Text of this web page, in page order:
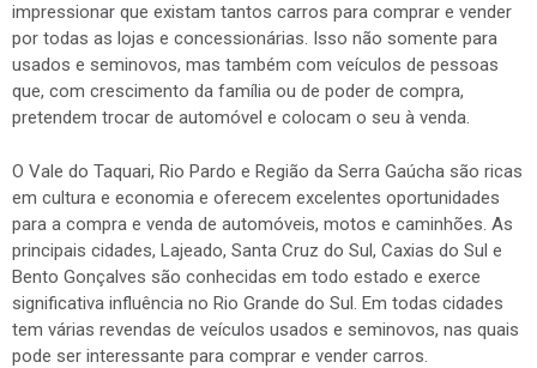
impressionar que existam tantos carros para comprar e vender
por todas as lojas e concessionárias. Isso não somente para
usados e seminovos, mas também com veículos de pessoas
que, com crescimento da família ou de poder de compra,
pretendem trocar de automóvel e colocam o seu à venda.
O Vale do Taquari, Rio Pardo e Região da Serra Gaúcha são ricas
em cultura e economia e oferecem excelentes oportunidades
para a compra e venda de automóveis, motos e caminhões. As
principais cidades, Lajeado, Santa Cruz do Sul, Caxias do Sul e
Bento Gonçalves são conhecidas em todo estado e exerce
significativa influência no Rio Grande do Sul. Em todas cidades
tem várias revendas de veículos usados e seminovos, nas quais
pode ser interessante para comprar e vender carros.